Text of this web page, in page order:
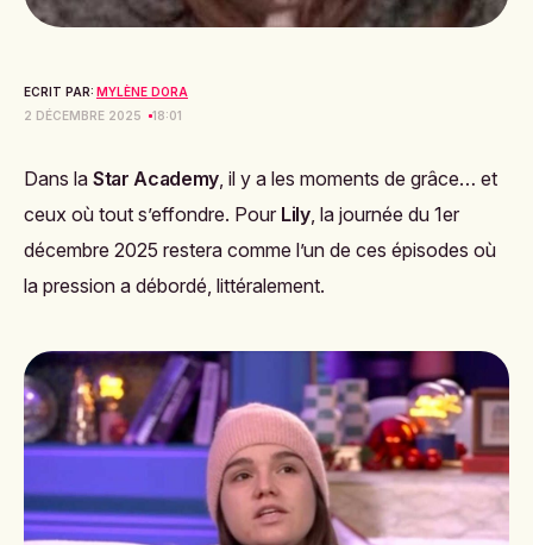
ECRIT PAR: MYLÈNE DORA
2 DÉCEMBRE 2025
18:01
Dans la Star Academy, il y a les moments de grâce… et
ceux où tout s’effondre. Pour Lily, la journée du 1er
décembre 2025 restera comme l’un de ces épisodes où
la pression a débordé, littéralement.